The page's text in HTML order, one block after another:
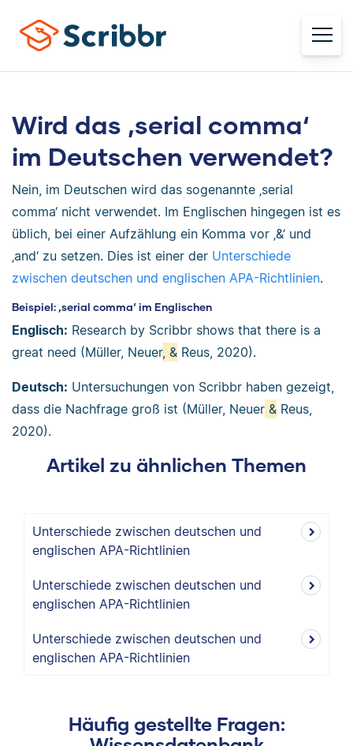
Wird das ‚serial comma‘
im Deutschen verwendet?
Nein, im Deutschen wird das sogenannte ‚serial
comma‘ nicht verwendet. Im Englischen hingegen ist es
üblich, bei einer Aufzählung ein Komma vor ‚&‘ und
‚and‘ zu setzen. Dies ist einer der Unterschiede
zwischen deutschen und englischen APA-Richtlinien.
Beispiel: ‚serial comma‘ im Englischen
Englisch: Research by Scribbr shows that there is a
great need (Müller, Neuer, & Reus, 2020).
Deutsch: Untersuchungen von Scribbr haben gezeigt,
dass die Nachfrage groß ist (Müller, Neuer & Reus,
2020).
Artikel zu ähnlichen Themen
Unterschiede zwischen deutschen und
englischen APA-Richtlinien
Unterschiede zwischen deutschen und
englischen APA-Richtlinien
Unterschiede zwischen deutschen und
englischen APA-Richtlinien
Häufig gestellte Fragen: